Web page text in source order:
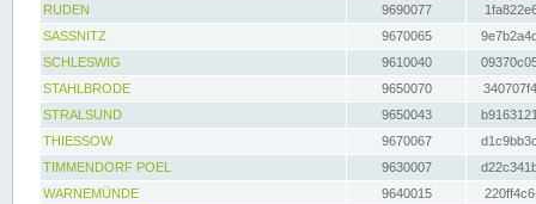
RUDEN
9690077
SASSNITZ
9670065
SCHLESWIG
9610040
STAHLBRODE
9650070
STRALSUND
9650043
THIESSOW
9670067
TIMMENDORF POEL
9630007
WARNEMÜNDE
9640015